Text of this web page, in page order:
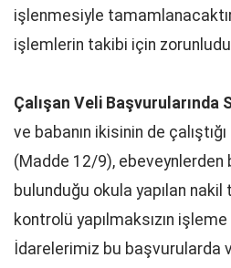
işlenmesiyle
işlemlerin takibi için
Çalışan Veli Başvurularında
ve babanın ikisinin de
(Madde 12/9), ebeveynlerden
bulunduğu okula yapılan
kontrolü yapılmaksızın işleme
İdarelerimiz bu başvurularda